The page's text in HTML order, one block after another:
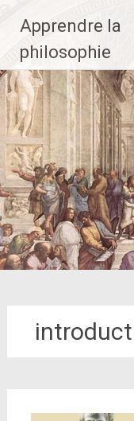
contenu
principal
Apprendre la
philosophie